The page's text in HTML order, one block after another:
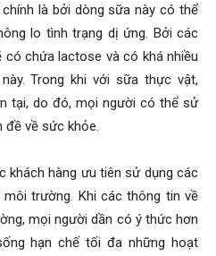
là bởi dòng sữa này có thể
lo tình trạng dị ứng. Bởi các
chứa lactose và có khá nhiều
Trong khi với sữa thực vật,
tại, do đó, mọi người có thể sử
đề về sức khỏe.
khách hàng ưu tiên sử dụng các
trường. Khi các thông tin về
mọi người dần có ý thức hơn
hạn chế tối đa những hoạt